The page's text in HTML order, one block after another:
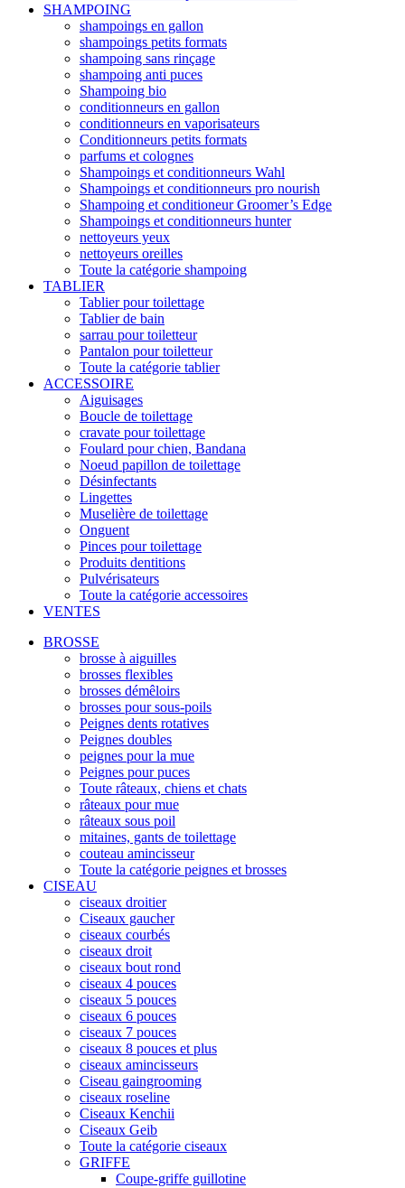
SHAMPOING
shampoings en gallon
shampoings petits formats
shampoing sans rinçage
shampoing anti puces
Shampoing bio
conditionneurs en gallon
conditionneurs en vaporisateurs
Conditionneurs petits formats
parfums et colognes
Shampoings et conditionneurs Wahl
Shampoings et conditionneurs pro nourish
Shampoing et conditioneur Groomer’s Edge
Shampoings et conditionneurs hunter
nettoyeurs yeux
nettoyeurs oreilles
Toute la catégorie shampoing
TABLIER
Tablier pour toilettage
Tablier de bain
sarrau pour toiletteur
Pantalon pour toiletteur
Toute la catégorie tablier
ACCESSOIRE
Aiguisages
Boucle de toilettage
cravate pour toilettage
Foulard pour chien, Bandana
Noeud papillon de toilettage
Désinfectants
Lingettes
Muselière de toilettage
Onguent
Pinces pour toilettage
Produits dentitions
Pulvérisateurs
Toute la catégorie accessoires
VENTES
BROSSE
brosse à aiguilles
brosses flexibles
brosses démêloirs
brosses pour sous-poils
Peignes dents rotatives
Peignes doubles
peignes pour la mue
Peignes pour puces
Toute râteaux, chiens et chats
râteaux pour mue
râteaux sous poil
mitaines, gants de toilettage
couteau amincisseur
Toute la catégorie peignes et brosses
CISEAU
ciseaux droitier
Ciseaux gaucher
ciseaux courbés
ciseaux droit
ciseaux bout rond
ciseaux 4 pouces
ciseaux 5 pouces
ciseaux 6 pouces
ciseaux 7 pouces
ciseaux 8 pouces et plus
ciseaux amincisseurs
Ciseau gaingrooming
ciseaux roseline
Ciseaux Kenchii
Ciseaux Geib
Toute la catégorie ciseaux
GRIFFE
Coupe-griffe guillotine